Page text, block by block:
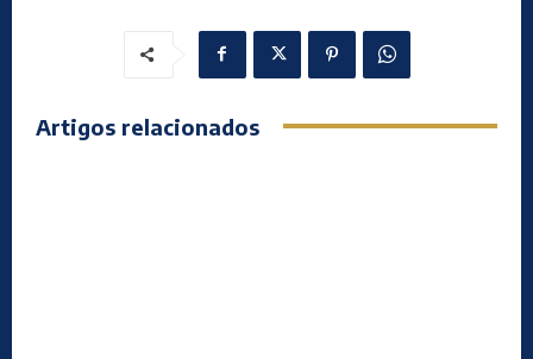
Artigos relacionados